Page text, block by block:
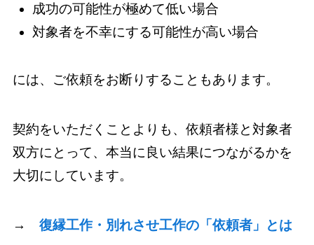
成功の可能性が極めて低い場合
対象者を不幸にする可能性が高い場合
には、ご依頼をお断りすることもあります。
契約をいただくことよりも、依頼者様と対象者
双方にとって、本当に良い結果につながるかを
大切にしています。
→ 復縁工作・別れさせ工作の「依頼者」とは